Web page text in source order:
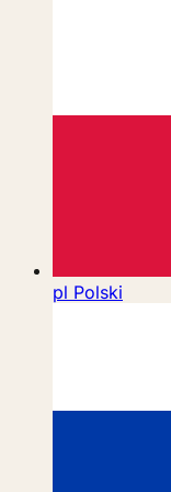
pl Polski